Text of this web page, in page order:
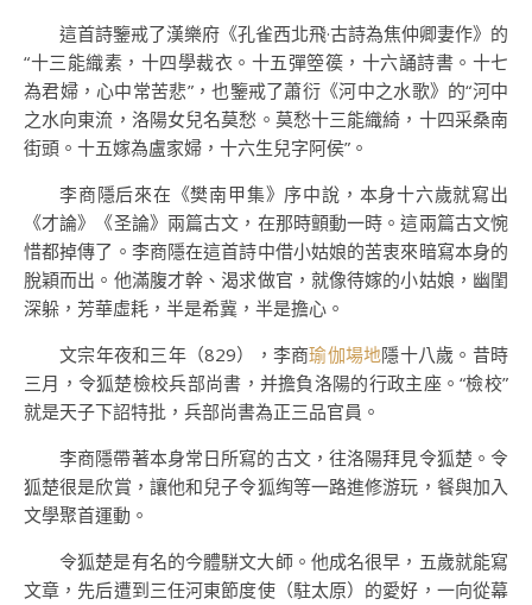
這首詩鑒戒了漢樂府《孔雀西北飛·古詩為焦仲卿妻作》的
“十三能織素，十四學裁衣。十五彈箜篌，十六誦詩書。十七
為君婦，心中常苦悲”，也鑒戒了蕭衍《河中之水歌》的“河中
之水向東流，洛陽女兒名莫愁。莫愁十三能織綺，十四采桑南
街頭。十五嫁為盧家婦，十六生兒字阿侯”。
李商隱后來在《樊南甲集》序中說，本身十六歲就寫出
《才論》《圣論》兩篇古文，在那時顫動一時。這兩篇古文惋
惜都掉傳了。李商隱在這首詩中借小姑娘的苦衷來暗寫本身的
脫穎而出。他滿腹才幹、渴求做官，就像待嫁的小姑娘，幽閨
深躲，芳華虛耗，半是希冀，半是擔心。
文宗年夜和三年（829），李商瑜伽場地隱十八歲。昔時
三月，令狐楚檢校兵部尚書，并擔負洛陽的行政主座。“檢校”
就是天子下詔特批，兵部尚書為正三品官員。
李商隱帶著本身常日所寫的古文，往洛陽拜見令狐楚。令
狐楚很是欣賞，讓他和兒子令狐绹等一路進修游玩，餐與加入
文學聚首運動。
令狐楚是有名的今體駢文大師。他成名很早，五歲就能寫
文章，先后遭到三任河東節度使（駐太原）的愛好，一向從幕